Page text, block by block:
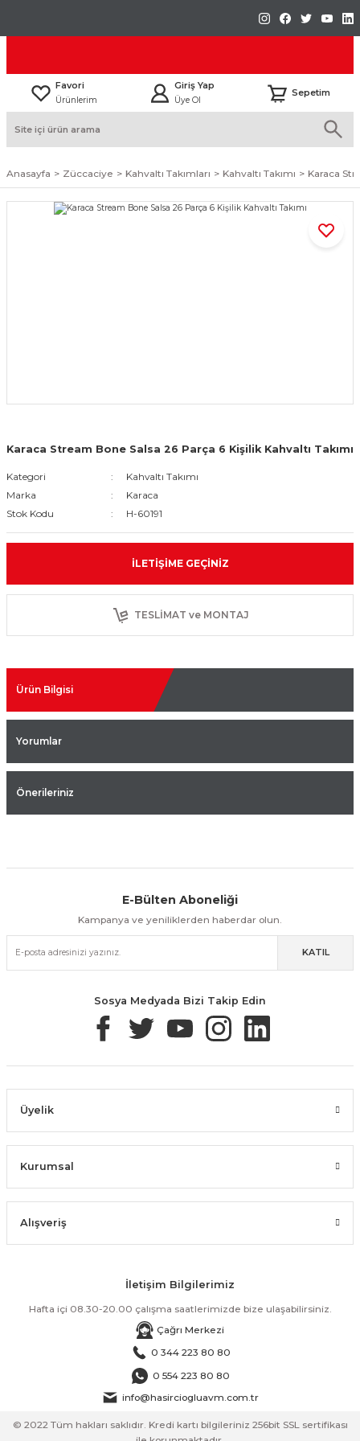
Favori
Ürünlerim
Giriş Yap
Üye Ol
Sepetim
Anasayfa Züccaciye Kahvaltı Takımları Kahvaltı Takımı Karaca
Karaca Stream Bone Salsa 26 Parça 6 Kişilik Kahvaltı Takımı
Kategori
Kahvaltı Takımı
Marka
Karaca
Stok Kodu
H-60191
İLETIŞIME GEÇINIZ
TESLİMAT ve MONTAJ
Ürün Bilgisi
Yorumlar
Önerileriniz
Kolay İade & Değişim Güvenli Alışveriş
Güvenli Paketleme Taksit / Havale İle Alışveriş Kolay İade & Değişim
E-Bülten Aboneliği
Kampanya ve yeniliklerden haberdar olun.
KATIL
Sosya Medyada Bizi Takip Edin
Üyelik
Kurumsal
Alışveriş
İletişim Bilgilerimiz
Hafta içi 08.30-20.00 çalışma saatlerimizde bize ulaşabilirsiniz.
Çağrı Merkezi
0 344 223 80 80
0 554 223 80 80
info@hasirciogluavm.com.tr
© 2022 Tüm hakları saklıdır. Kredi kartı bilgileriniz 256bit SSL sertifikası